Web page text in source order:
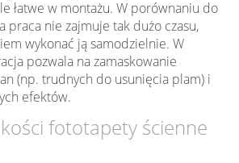
łatwe w montażu. W porównaniu do
praca nie zajmuje tak dużo czasu,
wykonać ją samodzielnie. W
pozwala na zamaskowanie
(np. trudnych do usunięcia plam) i
efektów.
fototapety ścienne